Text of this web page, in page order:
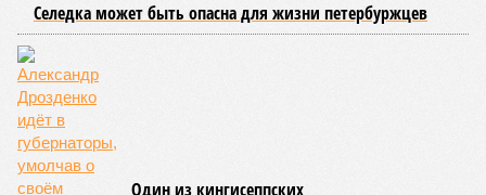
Селедка может быть опасна для жизни петербуржцев
Один из кингисеппских